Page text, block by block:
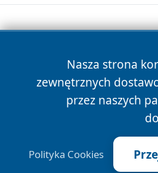
Nasza strona
zewnętrznych
przez naszych
Polityka Cookies